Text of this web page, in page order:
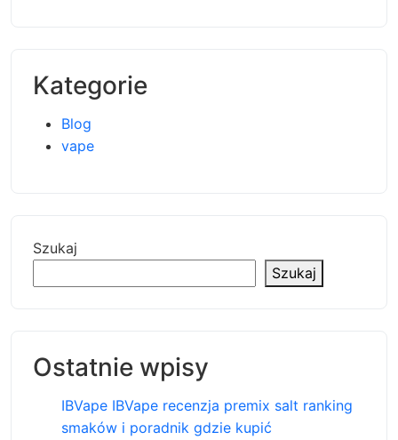
Kategorie
Blog
vape
Szukaj
Szukaj
Ostatnie wpisy
IBVape IBVape recenzja premix salt ranking
smaków i poradnik gdzie kupić